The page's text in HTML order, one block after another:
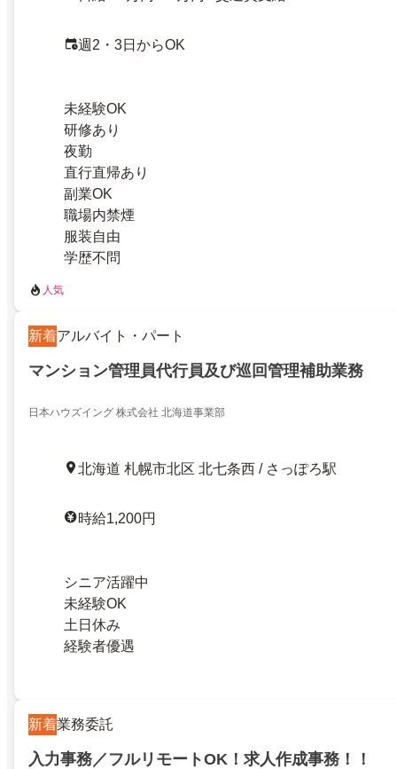
週2・3日からOK
未経験OK
研修あり
夜勤
直行直帰あり
副業OK
職場内禁煙
服装自由
学歴不問
人気
新着アルバイト・パート
マンション管理員代行員及び巡回管理補助業務
日本ハウズイング 株式会社 北海道事業部
北海道 札幌市北区 北七条西 / さっぽろ駅
時給1,200円
シニア活躍中
未経験OK
土日休み
経験者優遇
新着業務委託
入力事務／フルリモートOK！求人作成事務！！